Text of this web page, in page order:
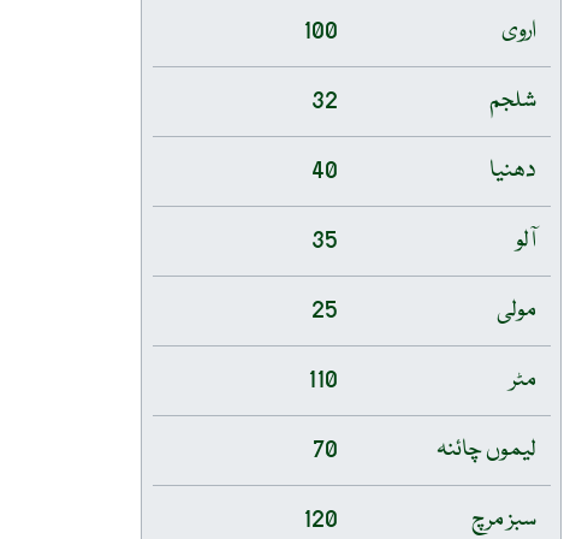
اروی
100
شلجم
32
دھنیا
40
آلو
35
مولی
25
مٹر
110
لیموں چائنہ
70
سبز مرچ
120